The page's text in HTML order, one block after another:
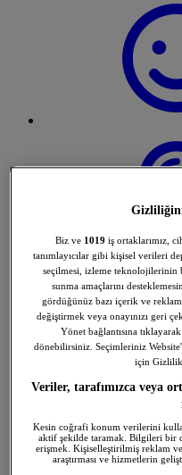
Psikoloji
İpuçları ve Taktikler
Kızlara Özel Şeyler
İlişkiler
Aile ve Çocuklar
Sağlık
Ev
Fotoğrafçılık
Sanat
Hayvanlar
Biz ve 1019 iş ortaklarımız,
tanımlayıcılar gibi kişisel verileri
seçilmesi, izleme teknolojilerinin
sunma amaçlarını
gördüğünüz bazı içerik ve
değiştirmek veya onayınızı geri
Yönet bağlantısına
dönebilirsiniz. Seçimleriniz
için Gizlilik
Veriler, tarafımızca veya
Kesin coğrafi konum verilerini
aktif şekilde taramak. Bilgileri bir
erişmek. Kişiselleştirilmiş reklam
araştırması ve hizmetlerin